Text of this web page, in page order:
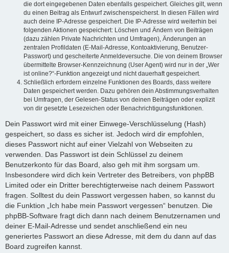
die dort eingegebenen Daten ebenfalls gespeichert. Gleiches gilt, wenn
du einen Beitrag als Entwurf zwischenspeicherst. In diesen Fällen wird
auch deine IP-Adresse gespeichert. Die IP-Adresse wird weiterhin bei
folgenden Aktionen gespeichert: Löschen und Ändern von Beiträgen
(dazu zählen Private Nachrichten und Umfragen), Änderungen an
zentralen Profildaten (E-Mail-Adresse, Kontoaktivierung, Benutzer-
Passwort) und gescheiterte Anmeldeversuche. Die von deinem Browser
übermittelte Browser-Kennzeichnung (User Agent) wird nur in der „Wer
ist online?“-Funktion angezeigt und nicht dauerhaft gespeichert.
Schließlich erfordern einzelne Funktionen des Boards, dass weitere
Daten gespeichert werden. Dazu gehören dein Abstimmungsverhalten
bei Umfragen, der Gelesen-Status von deinen Beiträgen oder explizit
von dir gesetzte Lesezeichen oder Benachrichtigungsfunktionen.
Dein Passwort wird mit einer Einwege-Verschlüsselung (Hash)
gespeichert, so dass es sicher ist. Jedoch wird dir empfohlen,
dieses Passwort nicht auf einer Vielzahl von Webseiten zu
verwenden. Das Passwort ist dein Schlüssel zu deinem
Benutzerkonto für das Board, also geh mit ihm sorgsam um.
Insbesondere wird dich kein Vertreter des Betreibers, von phpBB
Limited oder ein Dritter berechtigterweise nach deinem Passwort
fragen. Solltest du dein Passwort vergessen haben, so kannst du
die Funktion „Ich habe mein Passwort vergessen“ benutzen. Die
phpBB-Software fragt dich dann nach deinem Benutzernamen und
deiner E-Mail-Adresse und sendet anschließend ein neu
generiertes Passwort an diese Adresse, mit dem du dann auf das
Board zugreifen kannst.